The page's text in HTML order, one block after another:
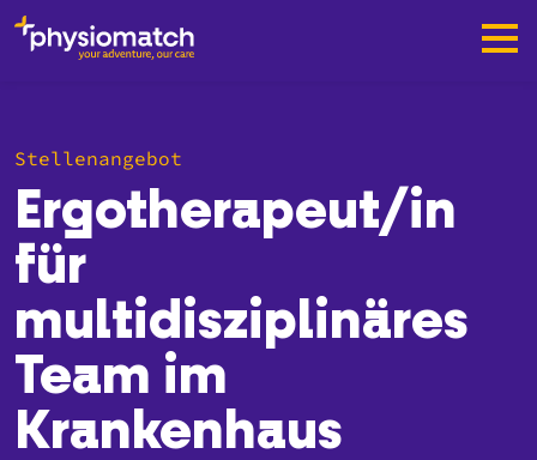
Stellenangebot
Ergotherapeut/in
für
multidisziplinäres
Team im
Krankenhaus